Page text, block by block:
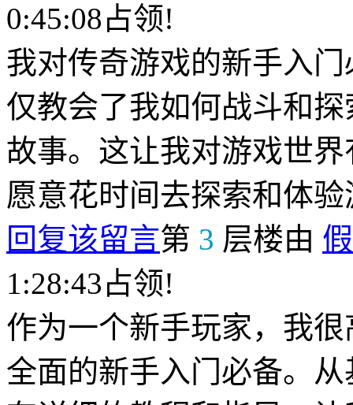
0:45:08占领!
我对传奇游戏的新手入
仅教会了我如何战斗和
故事。这让我对游戏世
愿意花时间去探索和体验
回复该留言第 3 层楼由
1:28:43占领!
作为一个新手玩家，我
全面的新手入门必备。